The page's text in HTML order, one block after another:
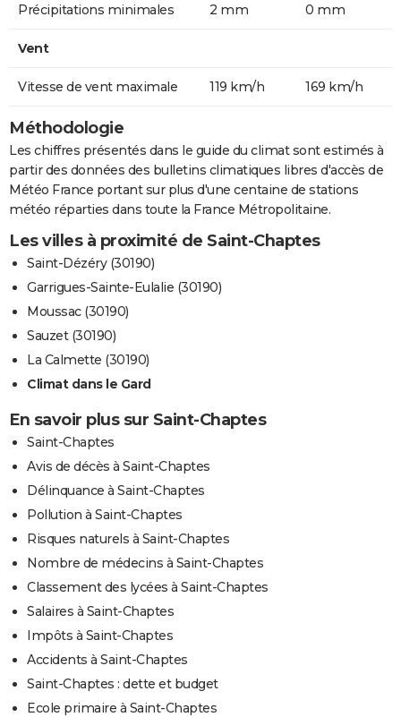
Précipitations minimales 2 mm 0 mm
Vent
Vitesse de vent maximale 119 km/h 169 km/h
Méthodologie
Les chiffres présentés dans le guide du climat sont estimés à
partir des données des bulletins climatiques libres d'accès de
Météo France portant sur plus d'une centaine de stations
météo réparties dans toute la France Métropolitaine.
Les villes à proximité de Saint-Chaptes
Saint-Dézéry (30190)
Garrigues-Sainte-Eulalie (30190)
Moussac (30190)
Sauzet (30190)
La Calmette (30190)
Climat dans le Gard
En savoir plus sur Saint-Chaptes
Saint-Chaptes
Avis de décès à Saint-Chaptes
Délinquance à Saint-Chaptes
Pollution à Saint-Chaptes
Risques naturels à Saint-Chaptes
Nombre de médecins à Saint-Chaptes
Classement des lycées à Saint-Chaptes
Salaires à Saint-Chaptes
Impôts à Saint-Chaptes
Accidents à Saint-Chaptes
Saint-Chaptes : dette et budget
Ecole primaire à Saint-Chaptes